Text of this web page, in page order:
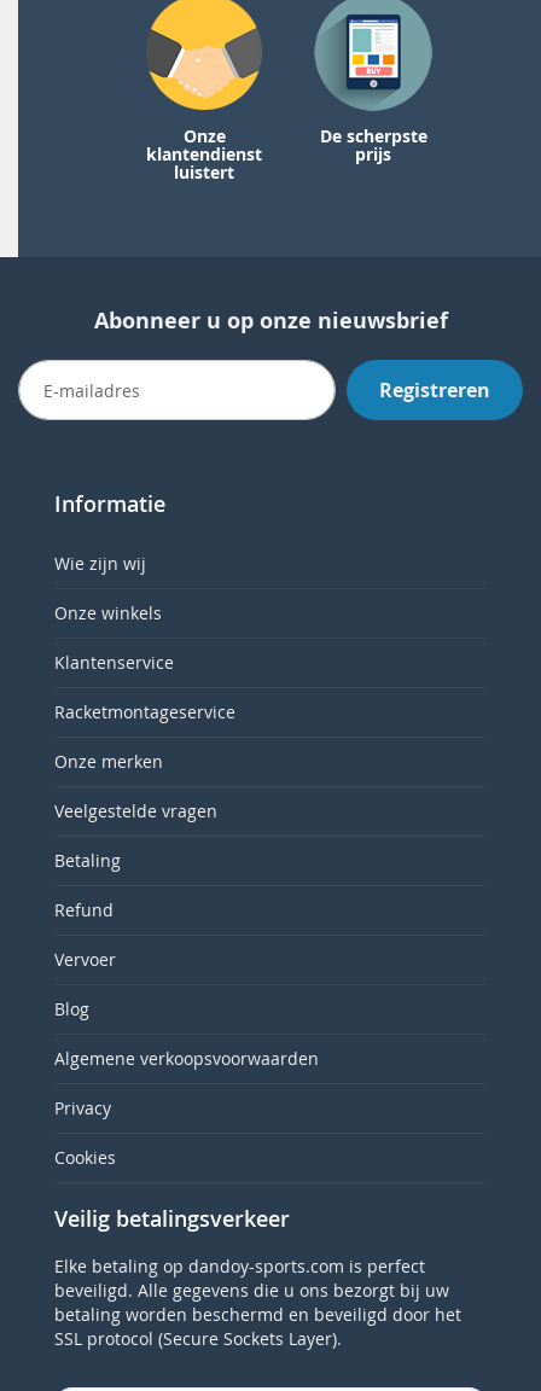
Onze
klantendienst
luistert
De scherpste
prijs
Abonneer u op onze nieuwsbrief
Registreren
Informatie
Wie zijn wij
Onze winkels
Klantenservice
Racketmontageservice
Onze merken
Veelgestelde vragen
Betaling
Refund
Vervoer
Blog
Algemene verkoopsvoorwaarden
Privacy
Cookies
Veilig betalingsverkeer
Elke betaling op dandoy-sports.com is perfect
beveiligd. Alle gegevens die u ons bezorgt bij uw
betaling worden beschermd en beveiligd door het
SSL protocol (Secure Sockets Layer).